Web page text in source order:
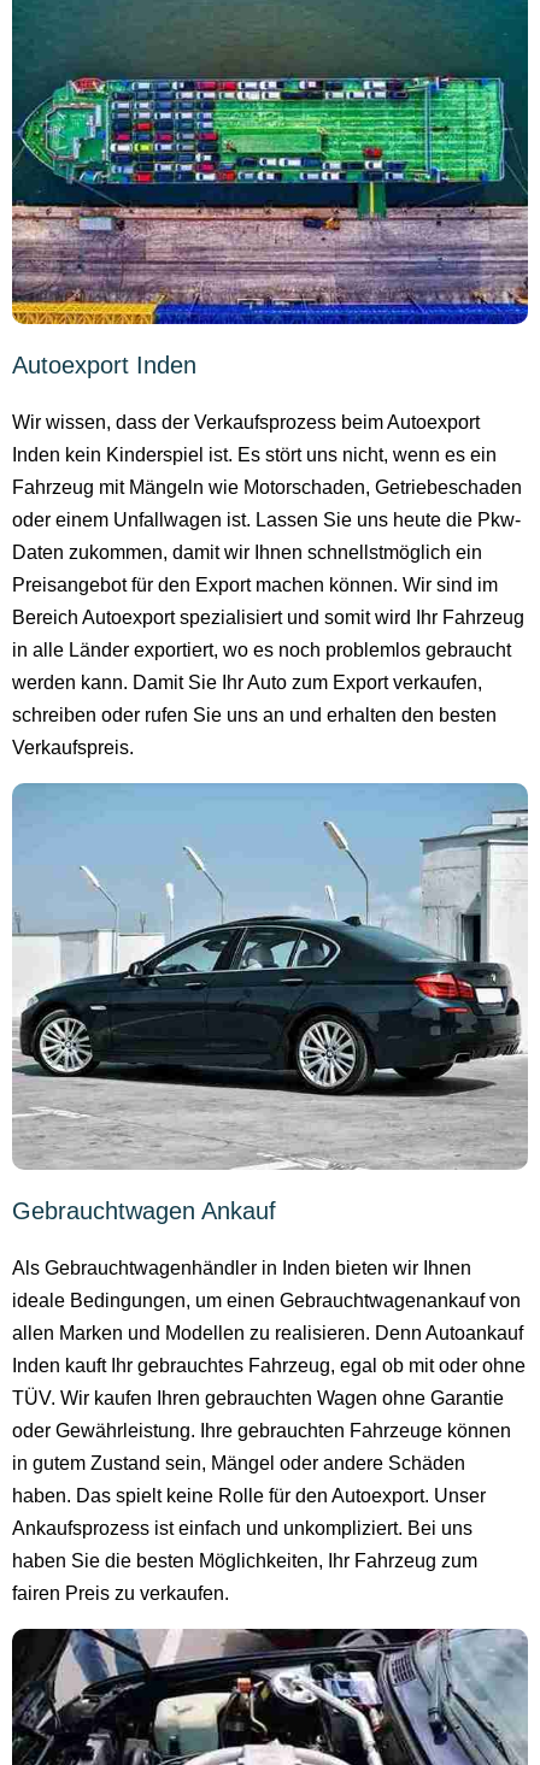
Autoexport Inden
Wir wissen, dass der Verkaufsprozess beim Autoexport
Inden kein Kinderspiel ist. Es stört uns nicht, wenn es ein
Fahrzeug mit Mängeln wie Motorschaden, Getriebeschaden
oder einem Unfallwagen ist. Lassen Sie uns heute die Pkw-
Daten zukommen, damit wir Ihnen schnellstmöglich ein
Preisangebot für den Export machen können. Wir sind im
Bereich Autoexport spezialisiert und somit wird Ihr Fahrzeug
in alle Länder exportiert, wo es noch problemlos gebraucht
werden kann. Damit Sie Ihr Auto zum Export verkaufen,
schreiben oder rufen Sie uns an und erhalten den besten
Verkaufspreis.
Gebrauchtwagen Ankauf
Als Gebrauchtwagenhändler in Inden bieten wir Ihnen
ideale Bedingungen, um einen Gebrauchtwagenankauf von
allen Marken und Modellen zu realisieren. Denn Autoankauf
Inden kauft Ihr gebrauchtes Fahrzeug, egal ob mit oder ohne
TÜV. Wir kaufen Ihren gebrauchten Wagen ohne Garantie
oder Gewährleistung. Ihre gebrauchten Fahrzeuge können
in gutem Zustand sein, Mängel oder andere Schäden
haben. Das spielt keine Rolle für den Autoexport. Unser
Ankaufsprozess ist einfach und unkompliziert. Bei uns
haben Sie die besten Möglichkeiten, Ihr Fahrzeug zum
fairen Preis zu verkaufen.